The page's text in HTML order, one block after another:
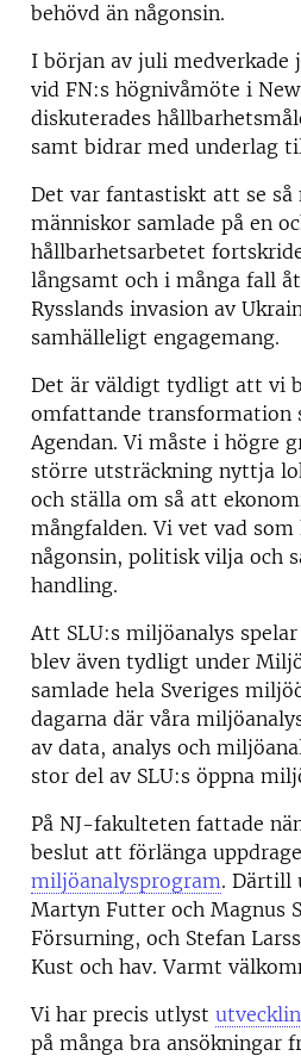
behövd än någonsin.
I början av juli medverkade
vid FN:s högnivåmöte i
diskuterades
samt bidrar med underlag
Det var fantastiskt att se så
människor samlade på en
hållbarhetsarbetet
långsamt och i många fall
Rysslands invasion av
samhälleligt engagemang.
Det är väldigt tydligt att vi
omfattande transformation
Agendan. Vi måste i högre
större utsträckning nyttja
och ställa om så att
mångfalden. Vi vet vad
någonsin, politisk vilja och
handling.
Att SLU:s miljöanalys
blev även tydligt under
samlade hela Sveriges
dagarna där våra
av data, analys och
stor del av SLU:s öppna
På NJ-fakulteten fattade
beslut att förlänga
miljöanalysprogram. Därtill
Martyn Futter och Magnus
Försurning, och Stefan
Kust och hav. Varmt
Vi har precis utlyst
på många bra ansökningar